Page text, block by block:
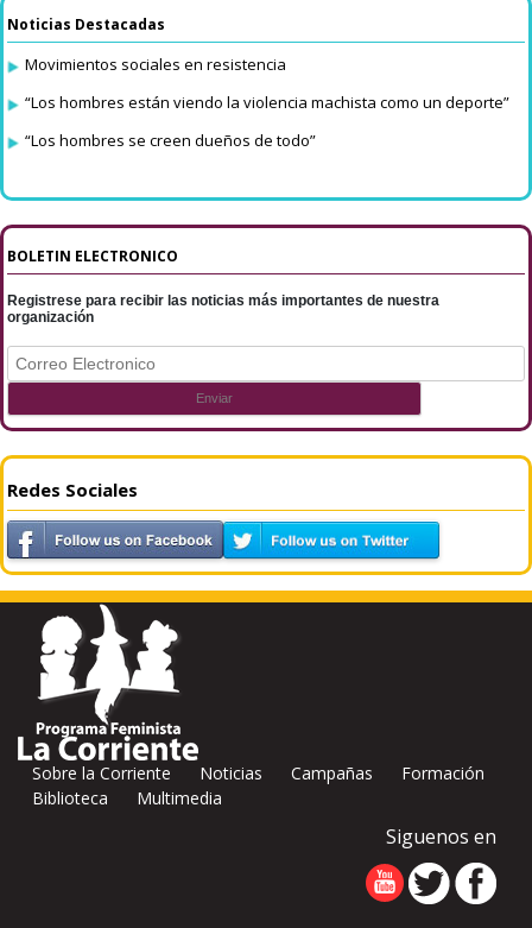
Noticias Destacadas
Movimientos sociales en resistencia
“Los hombres están viendo la violencia machista como un deporte”
“Los hombres se creen dueños de todo”
BOLETIN ELECTRONICO
Registrese para recibir las noticias más importantes de nuestra
organización
Redes Sociales
Sobre la Corriente Noticias Campañas
Formación
Biblioteca
Multimedia
Siguenos en